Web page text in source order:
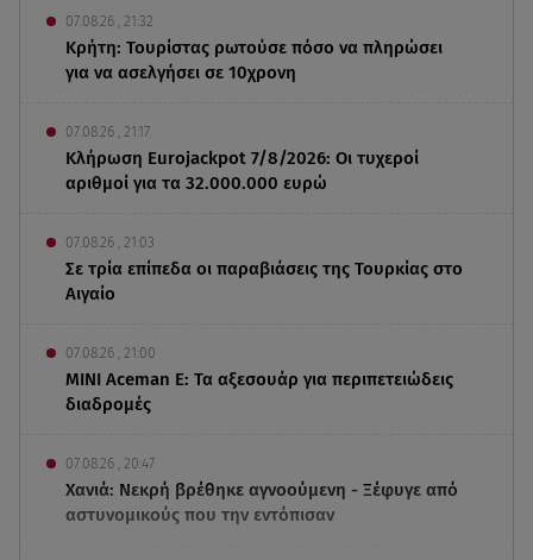
07.08.26 , 21:32
Κρήτη: Τουρίστας ρωτούσε πόσο να πληρώσει
για να ασελγήσει σε 10χρονη
07.08.26 , 21:17
Κλήρωση Eurojackpot 7/8/2026: Οι τυχεροί
αριθμοί για τα 32.000.000 ευρώ
07.08.26 , 21:03
Σε τρία επίπεδα οι παραβιάσεις της Τουρκίας στο
Αιγαίο
07.08.26 , 21:00
MINI Aceman E: Τα αξεσουάρ για περιπετειώδεις
διαδρομές
07.08.26 , 20:47
Χανιά: Νεκρή βρέθηκε αγνοούμενη - Ξέφυγε από
αστυνομικούς που την εντόπισαν